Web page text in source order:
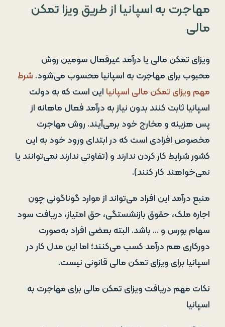
مهاجرت به اسپانیا از طریق ویزا تمکن
مالی
ویزای تمکن مالی یا درآمد غیرفعال سومین روش
محبوب برای مهاجرت به اسپانیا محسوب می‌شود. شرط
مهم ویزای تمکن مالی اسپانیا این است که به دولت
اسپانیا ثابت کنند بدون نیاز به درآمد فعال ماهانه از
پس هزینه‌ و مخارج خود برمی‌آیند. روش مهاجرت
مخصوص افرادی است که در ابتدای ورود خود به این
کشور شرایط کار کردن ندارند و (تفاوتی ندارند نمی‌توانند یا
نمی‌خواهند کار کنند).
منبع درآمد این افراد می‌تواند از موارد گوناگونی چون
اجاره ملک، حقوق بازنشستگی، حق امتیاز، دریافت سود
سهام بورس و … باشد. البته بعضی افراد به‌صورت
دورکاری هم درآمد کسب می‌کنند؛ اما این مدل کار در
اسپانیا برای ویزای تمکن مالی قانونی نیست.
نکات مهم دریافت ویزای تمکن مالی برای مهاجرت به
اسپانیا